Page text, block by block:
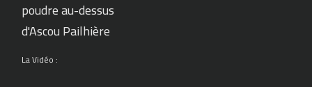
poudre au-dessus
d'Ascou Pailhière
La Vidéo :